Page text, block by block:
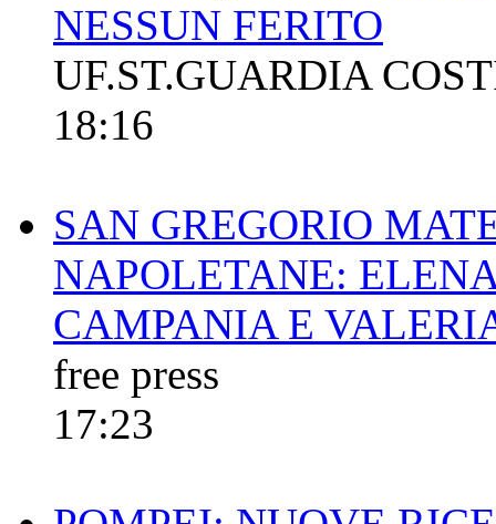
NESSUN FERITO
UF.ST.GUARDIA
18:16
SAN GREGORIO
NAPOLETANE:
CAMPANIA E
free press
17:23